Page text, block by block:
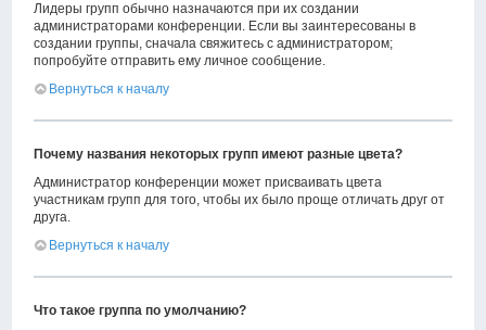
Лидеры групп обычно назначаются при их создании
администраторами конференции. Если вы заинтересованы в
создании группы, сначала свяжитесь с администратором;
попробуйте отправить ему личное сообщение.
Вернуться к началу
Почему названия некоторых групп имеют разные цвета?
Администратор конференции может присваивать цвета
участникам групп для того, чтобы их было проще отличать друг от
друга.
Вернуться к началу
Что такое группа по умолчанию?